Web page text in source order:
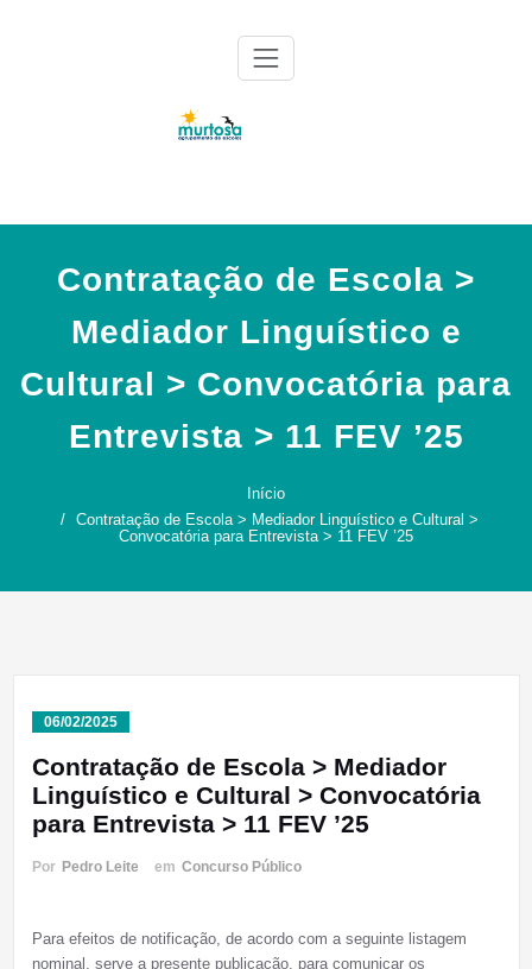
Contratação de Escola >
Mediador Linguístico e
Cultural > Convocatória para
Entrevista > 11 FEV ’25
Início
Contratação de Escola > Mediador Linguístico e Cultural >
Convocatória para Entrevista > 11 FEV ’25
06/02/2025
Contratação de Escola > Mediador
Linguístico e Cultural > Convocatória
para Entrevista > 11 FEV ’25
Por Pedro Leite em Concurso Público
Para efeitos de notificação, de acordo com a seguinte listagem
nominal, serve a presente publicação, para comunicar os